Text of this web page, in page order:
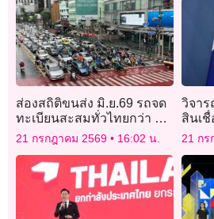
ส่องสถิติขนส่ง มิ.ย.69 รถจด
ทะเบียนสะสมทั่วไทยกว่า 45
ล้านคัน “รถใหม่-รถอีวี”
21 กรกฎาคม 2569 16:02 น.
วิจา
สินเ
สวน
21 กร